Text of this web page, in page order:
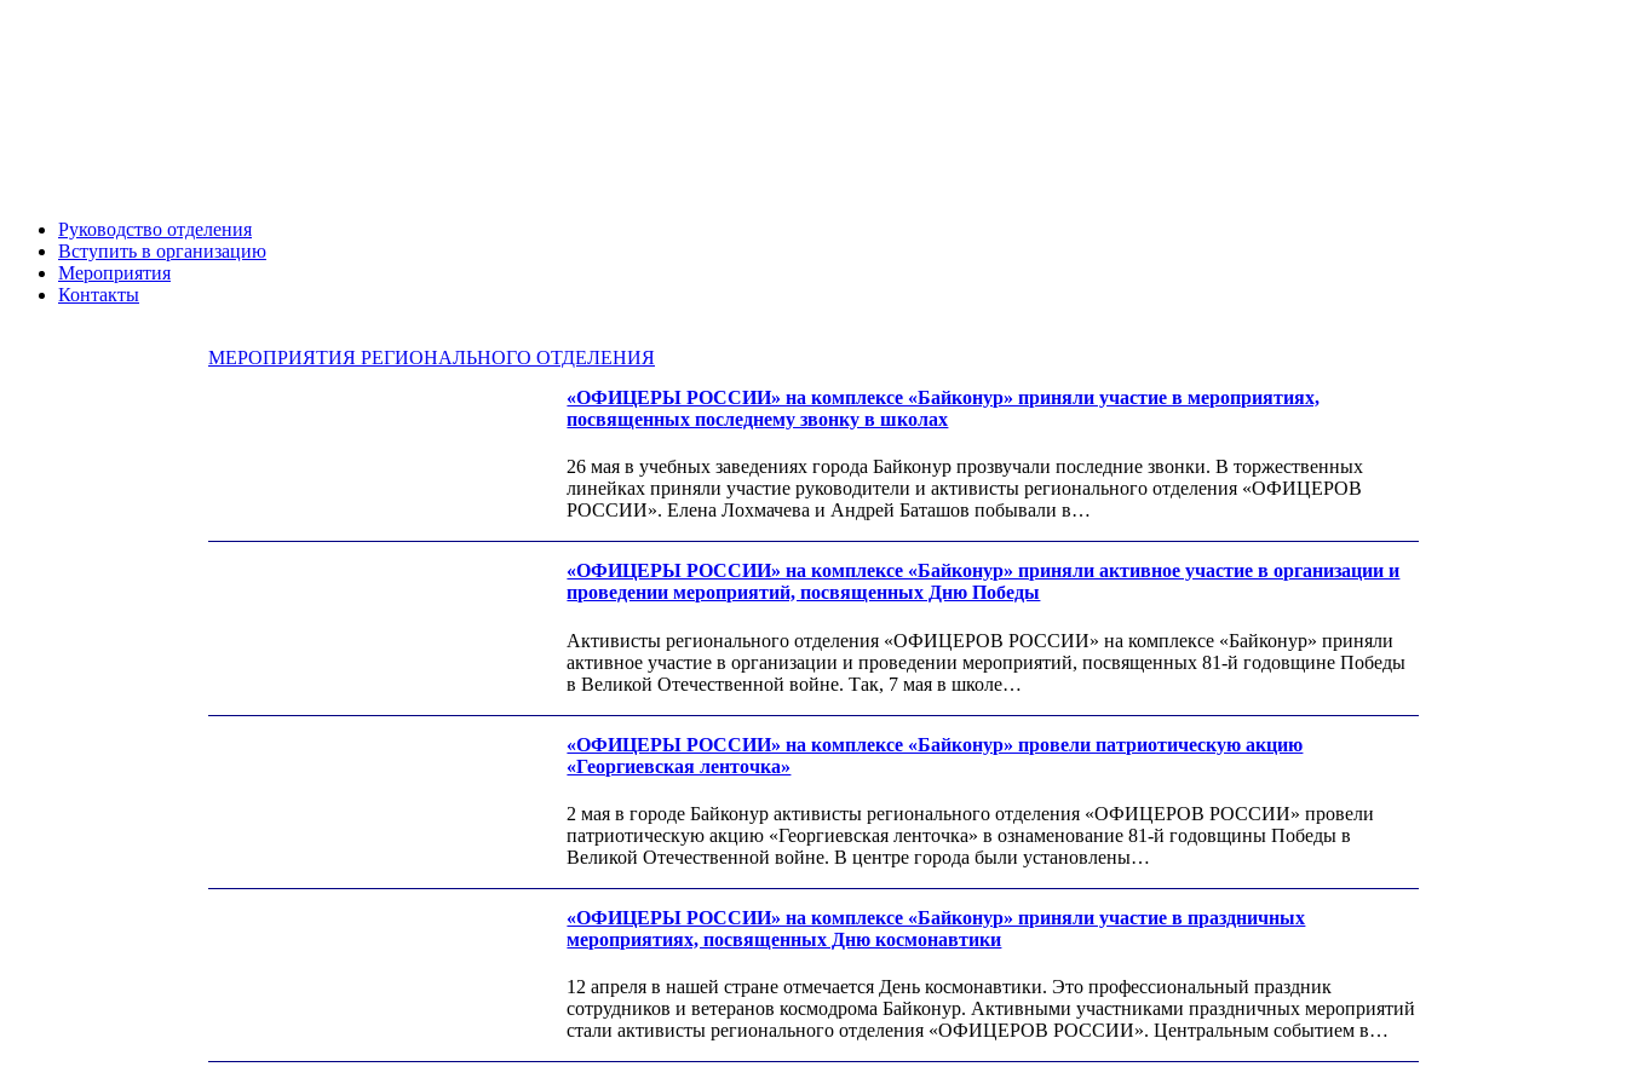
Руководство отделения
Вступить в организацию
Мероприятия
Контакты
МЕРОПРИЯТИЯ РЕГИОНАЛЬНОГО ОТДЕЛЕНИЯ
«ОФИЦЕРЫ РОССИИ» на комплексе «Байконур» приняли участие в мероприятиях,
посвященных последнему звонку в школах
26 мая в учебных заведениях города Байконур прозвучали последние звонки. В торжественных
линейках приняли участие руководители и активисты регионального отделения «ОФИЦЕРОВ
РОССИИ». Елена Лохмачева и Андрей Баташов побывали в…
«ОФИЦЕРЫ РОССИИ» на комплексе «Байконур» приняли активное участие в организации и
проведении мероприятий, посвященных Дню Победы
Активисты регионального отделения «ОФИЦЕРОВ РОССИИ» на комплексе «Байконур» приняли
активное участие в организации и проведении мероприятий, посвященных 81-й годовщине Победы
в Великой Отечественной войне. Так, 7 мая в школе…
«ОФИЦЕРЫ РОССИИ» на комплексе «Байконур» провели патриотическую акцию
«Георгиевская ленточка»
2 мая в городе Байконур активисты регионального отделения «ОФИЦЕРОВ РОССИИ» провели
патриотическую акцию «Георгиевская ленточка» в ознаменование 81-й годовщины Победы в
Великой Отечественной войне. В центре города были установлены…
«ОФИЦЕРЫ РОССИИ» на комплексе «Байконур» приняли участие в праздничных
мероприятиях, посвященных Дню космонавтики
12 апреля в нашей стране отмечается День космонавтики. Это профессиональный праздник
сотрудников и ветеранов космодрома Байконур. Активными участниками праздничных мероприятий
стали активисты регионального отделения «ОФИЦЕРОВ РОССИИ». Центральным событием в…
Леонид ЯКУБОВИЧ